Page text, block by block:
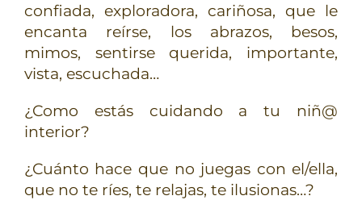
confiada, exploradora, cariñosa, que le
encanta reírse, los abrazos, besos,
mimos, sentirse querida, importante,
vista, escuchada…
¿Como estás cuidando a tu niñ@
interior?
¿Cuánto hace que no juegas con el/ella,
que no te ríes, te relajas, te ilusionas…?